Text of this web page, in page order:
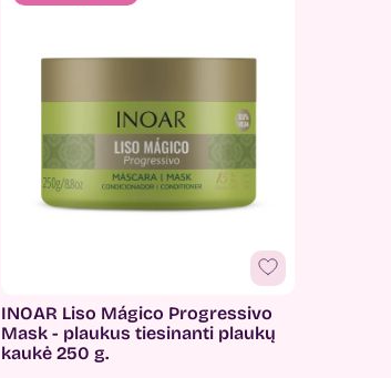
INOAR Liso Mágico Progressivo
Mask - plaukus tiesinanti plaukų
kaukė 250 g.